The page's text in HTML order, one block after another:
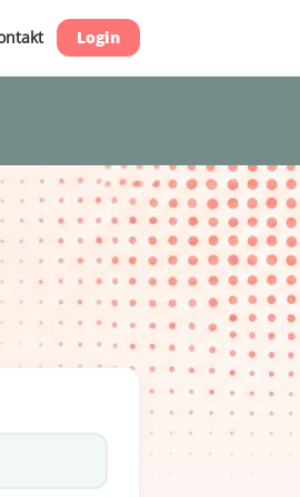
Login